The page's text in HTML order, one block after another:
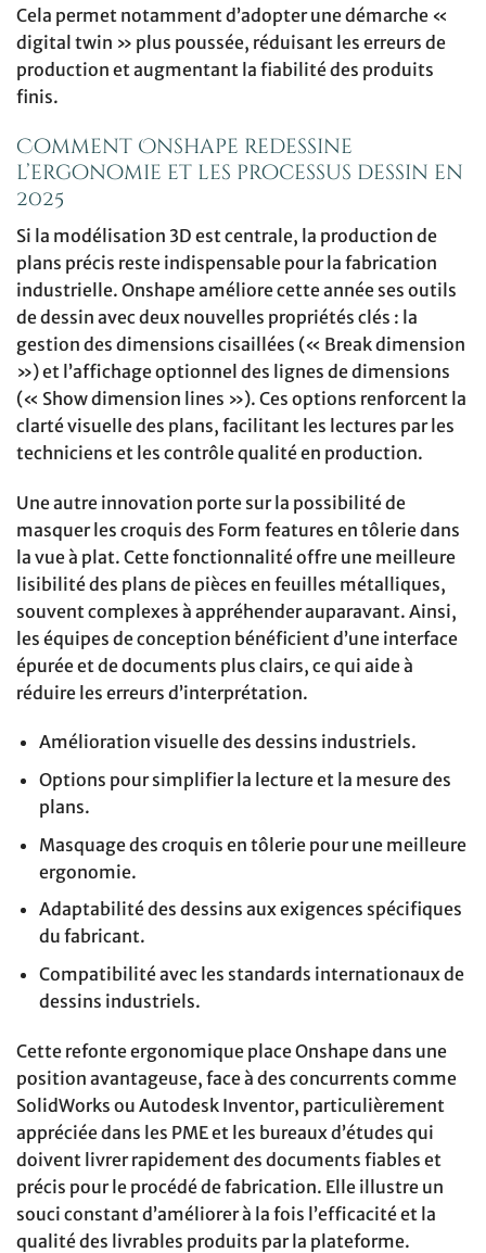
Cela permet notamment d’adopter une démarche «
digital twin » plus poussée, réduisant les erreurs de
production et augmentant la fiabilité des produits
finis.
Comment Onshape redessine
l’ergonomie et les processus dessin en
2025
Si la modélisation 3D est centrale, la production de
plans précis reste indispensable pour la fabrication
industrielle. Onshape améliore cette année ses outils
de dessin avec deux nouvelles propriétés clés : la
gestion des dimensions cisaillées (« Break dimension
») et l’affichage optionnel des lignes de dimensions
(« Show dimension lines »). Ces options renforcent la
clarté visuelle des plans, facilitant les lectures par les
techniciens et les contrôle qualité en production.
Une autre innovation porte sur la possibilité de
masquer les croquis des Form features en tôlerie dans
la vue à plat. Cette fonctionnalité offre une meilleure
lisibilité des plans de pièces en feuilles métalliques,
souvent complexes à appréhender auparavant. Ainsi,
les équipes de conception bénéficient d’une interface
épurée et de documents plus clairs, ce qui aide à
réduire les erreurs d’interprétation.
Amélioration visuelle des dessins industriels.
Options pour simplifier la lecture et la mesure des
plans.
Masquage des croquis en tôlerie pour une meilleure
ergonomie.
Adaptabilité des dessins aux exigences spécifiques
du fabricant.
Compatibilité avec les standards internationaux de
dessins industriels.
Cette refonte ergonomique place Onshape dans une
position avantageuse, face à des concurrents comme
SolidWorks ou Autodesk Inventor, particulièrement
appréciée dans les PME et les bureaux d’études qui
doivent livrer rapidement des documents fiables et
précis pour le procédé de fabrication. Elle illustre un
souci constant d’améliorer à la fois l’efficacité et la
qualité des livrables produits par la plateforme.